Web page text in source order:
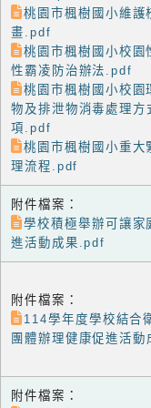
桃園市楓樹國小維護
畫.pdf
桃園市楓樹國小校園
性霸凌防治辦法.pdf
桃園市楓樹國小校園
物及排泄物消毒處理方
項.pdf
桃園市楓樹國小重大
理流程.pdf
附件檔案：
學校積極舉辦可讓家
進活動成果.pdf
附件檔案：
114學年度學校結合
團體辦理健康促進活
附件檔案：